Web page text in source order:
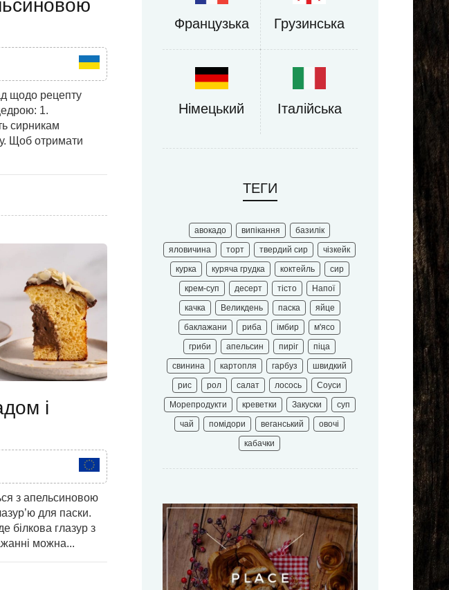
щодо рецепту
1.
сирникам
Щоб отримати
і
з апельсиновою
для паски.
білкова глазур з
можна...
Французька Грузинська
Німецький Італійська
ТЕГИ
авокадо випікання
базилік
яловичина
торт твердий сир
чізкейк
курка
куряча грудка коктейль
сир
крем-суп
десерт тісто
Напої
качка
Великдень паска
яйце
баклажани
риба імбир
м'ясо
гриби
апельсин пиріг
піца
свинина
картопля гарбуз
швидкий
рис
рол салат лосось
Соуси
Морепродукти
креветки Закуски
суп
чай
помідори веганський
овочі
кабачки